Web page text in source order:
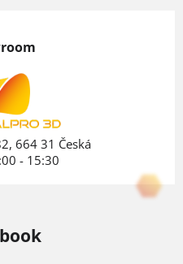
664 31 Česká
- 15:30